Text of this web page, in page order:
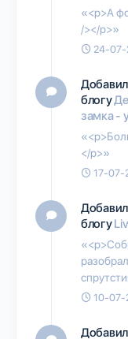
«<p>А
/></p>»
24-07-
блогу
замка -
</p>»
17-07-
блогу
10-07-